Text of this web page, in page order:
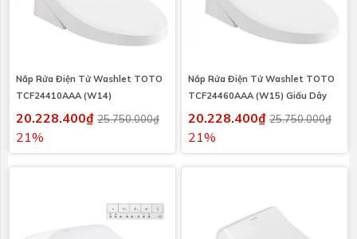
Nắp Rửa Điện Tử Washlet TOTO
TCF24410AAA (W14)
20.228.400₫ 25.750.000₫
21%
Nắp Rửa Điện Tử Washlet TOTO
TCF24460AAA (W15) Giấu Dây
20.228.400₫ 25.750.000₫
21%